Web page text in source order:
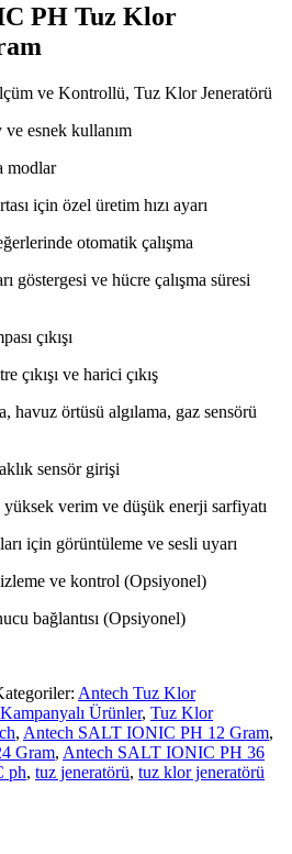
PH Tuz Klor
ve Kontrollü, Tuz Klor Jeneratörü
esnek kullanım
modlar
için özel üretim hızı ayarı
otomatik çalışma
göstergesi ve hücre çalışma süresi
çıkışı
çıkışı ve harici çıkış
havuz örtüsü algılama, gaz sensörü
sensör girişi
verim ve düşük enerji sarfiyatı
için görüntüleme ve sesli uyarı
ve kontrol (Opsiyonel)
bağlantısı (Opsiyonel)
Antech Tuz Klor
Kampanyalı Ürünler, Tuz Klor
, Antech SALT IONIC PH 12 Gram,
Gram, Antech SALT IONIC PH 36
ph, tuz jeneratörü, tuz klor jeneratörü